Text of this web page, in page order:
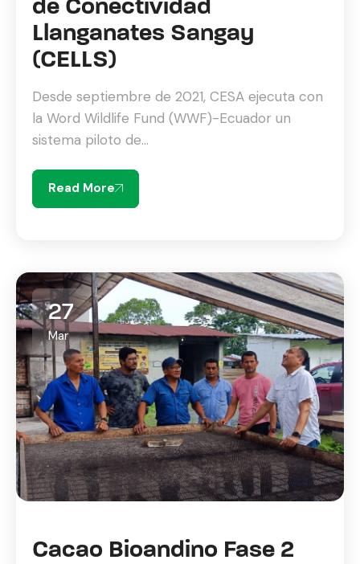
de Conectividad
Llanganates Sangay
(CELLS)
Desde septiembre de 2021, CESA ejecuta con
la Word Wildlife Fund (WWF)-Ecuador un
sistema piloto de...
Read More
27
Mar
Cacao Bioandino Fase 2